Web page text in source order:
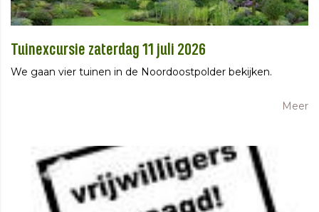
Tuinexcursie zaterdag 11 juli 2026
We gaan vier tuinen in de Noordoostpolder bekijken.
Meer